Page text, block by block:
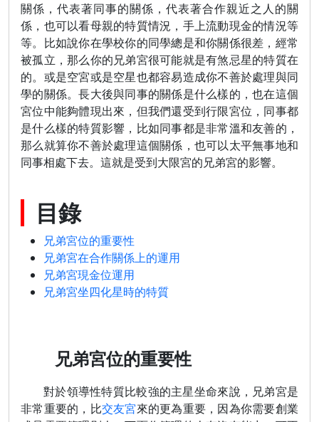
關係，代表著同事的關係，代表著合作親近之人的關
係，也可以看母親的特質情況，手上流動現金的情況等
等。比如說你在學校你的同學總是和你關係很差，經常
被孤立，那么你的兄弟宮很可能就是有煞忌星的特質在
的。或是空宮或是空星也都容易造成你不善於處理與同
學的關係。長大後與同事的關係是什么樣的，也在這個
宮位中能夠體現出來，但我們還受到行限宮位，同事都
是什么樣的特質影響，比如同事都是非常溫和友善的，
那么就算你不善於處理這個關係，也可以太平無事地和
同事相處下去。這就是受到大限宮的兄弟宮的影響。
目錄
兄弟宮位的重要性
兄弟宮在合作關係上的運用
兄弟宮現金位運用
兄弟宮坐四化星時的特質
兄弟宮位的重要性
對於領導性特質比較強的主星坐命來說，兄弟宮是
非常重要的，比交友宮來的更為重要，因為你需要創業